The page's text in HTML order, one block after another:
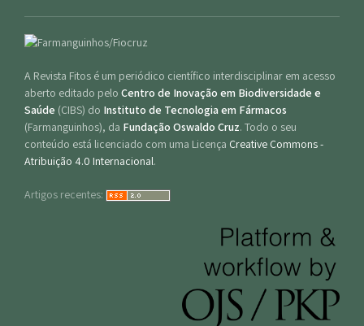
A Revista Fitos é um periódico científico interdisciplinar em acesso
aberto editado pelo Centro de Inovação em Biodiversidade e
Saúde (CIBS) do Instituto de Tecnologia em Fármacos
(Farmanguinhos), da Fundação Oswaldo Cruz. Todo o seu
conteúdo está licenciado com uma Licença Creative Commons -
Atribuição 4.0 Internacional.
Artigos recentes: